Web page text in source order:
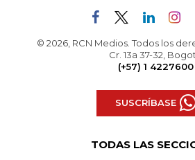
© 2026, RCN Medios. Todos los
Cr. 13a 37-32,
(+57) 1 4227600
SUSCRÍBASE
TODAS LAS